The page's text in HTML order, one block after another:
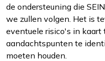
de ondersteuning die
we zullen volgen. Het is
eventuele risico's in kaart
aandachtspunten te
moeten houden.